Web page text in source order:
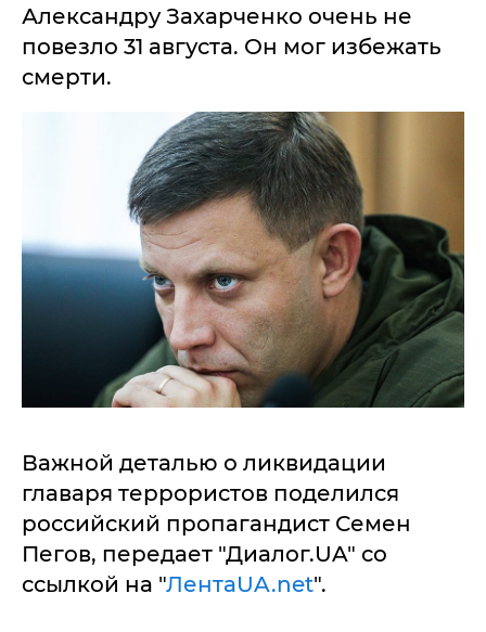
Александру Захарченко очень не
повезло 31 августа. Он мог избежать
смерти.
Важной деталью о ликвидации
главаря террористов поделился
российский пропагандист Семен
Пегов, передает "Диалог.UA" со
ссылкой на "ЛентаUA.net".